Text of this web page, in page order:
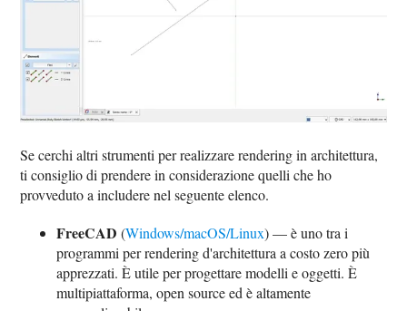
Se cerchi altri strumenti per realizzare rendering in architettura,
ti consiglio di prendere in considerazione quelli che ho
provveduto a includere nel seguente elenco.
FreeCAD (Windows/macOS/Linux) — è uno tra i
programmi per rendering d'architettura a costo zero più
apprezzati. È utile per progettare modelli e oggetti. È
multipiattaforma, open source ed è altamente